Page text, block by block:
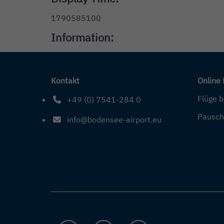
1790585100
Information:
Kontakt
+49 (0) 7541-284 0
Telefonnummer: 4 9 0 7 5 4 1 2 8 4 0
info@bodensee-airport.eu
E-Mail Adresse: info@bodensee-airport.eu
Online
Flüge